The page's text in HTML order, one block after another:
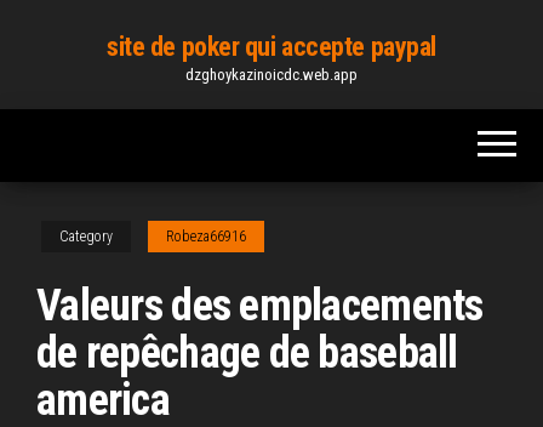
content
site de poker qui accepte paypal
dzghoykazinoicdc.web.app
Category Robeza66916
Valeurs des emplacements
de repêchage de baseball
america